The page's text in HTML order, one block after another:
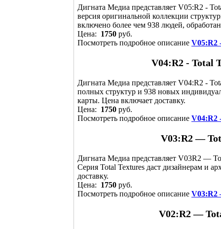
Дигната Медиа представляет V05:R2 -
версия оригинальной коллекции
включено более чем 938 людей,
Цена: 1750 руб.
Посмотреть подробное описание V05:R2
V04:R2 - Total
Дигната Медиа представляет V04:R2 -
полных структур и 938 новых
карты. Цена включает доставку.
Цена: 1750 руб.
Посмотреть подробное описание V04:R2
V03:R2 —
Дигната Медиа представляет V03R2 —
Серия Total Textures даст дизайнерам и
доставку.
Цена: 1750 руб.
Посмотреть подробное описание V03:R2
V02:R2 —